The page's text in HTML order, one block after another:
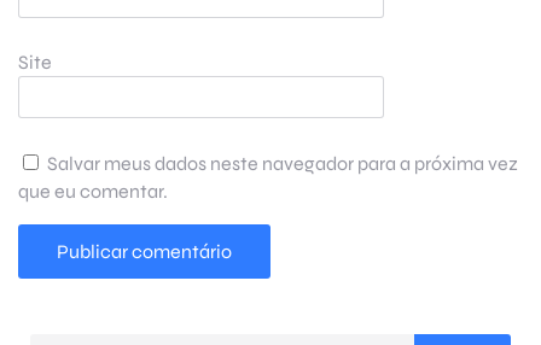
Site
Salvar meus dados neste navegador para a próxima vez
que eu comentar.